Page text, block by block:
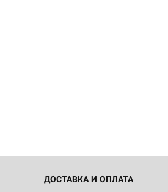
ДОСТАВКА И ОПЛАТА